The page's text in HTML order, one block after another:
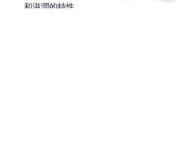
和滋潤的特性